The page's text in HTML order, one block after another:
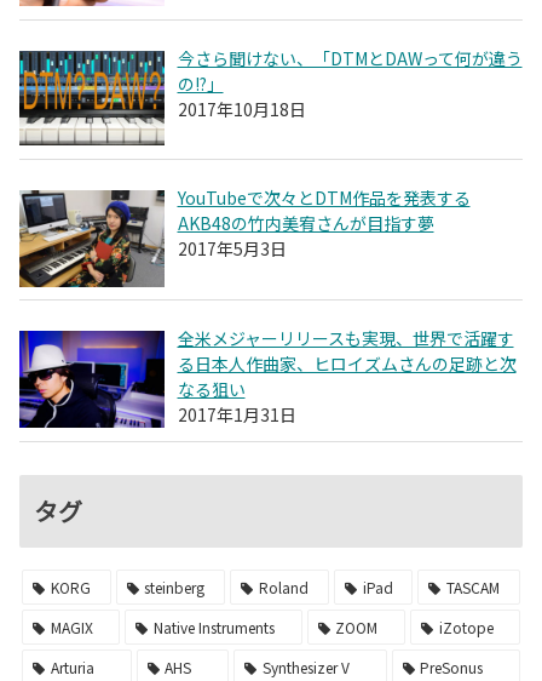
今さら聞けない、「DTMとDAWって何が違う
の!?」
2017年10月18日
YouTubeで次々とDTM作品を発表する
AKB48の竹内美宥さんが目指す夢
2017年5月3日
全米メジャーリリースも実現、世界で活躍す
る日本人作曲家、ヒロイズムさんの足跡と次
なる狙い
2017年1月31日
タグ
KORG steinberg Roland iPad
TASCAM
MAGIX
Native Instruments ZOOM
iZotope
Arturia
AHS Synthesizer V
PreSonus